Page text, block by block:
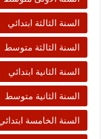
السنة الثالثة ابتدائي
السنة الثالثة متوسط
السنة الثانية ابتدائي
السنة الثانية متوسط
السنة الخامسة